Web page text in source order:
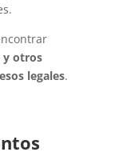
y otros
legales.